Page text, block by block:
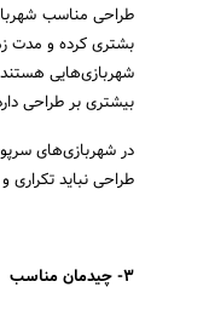
طراحی مناسب
بشتری کرده و مدت
شهربازی‌هایی
بیشتری بر طراحی
در شهربازی‌های
طراحی نباید
3- چیدمان مناسب